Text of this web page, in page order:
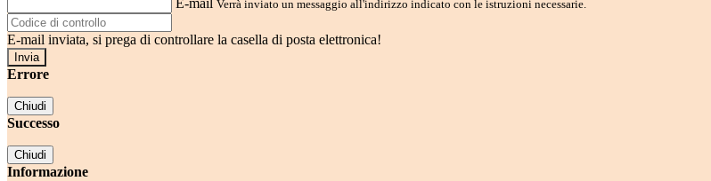
E-mail Verrà inviato un messaggio all'indirizzo indicato con le istruzioni necessarie.
E-mail inviata, si prega di controllare la casella di posta elettronica!
Errore
Chiudi
Successo
Chiudi
Informazione